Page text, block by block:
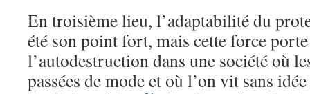
En troisième lieu, l’adaptabilité du
été son point fort, mais cette force
l’autodestruction dans une société où
passées de mode et où l’on vit sans